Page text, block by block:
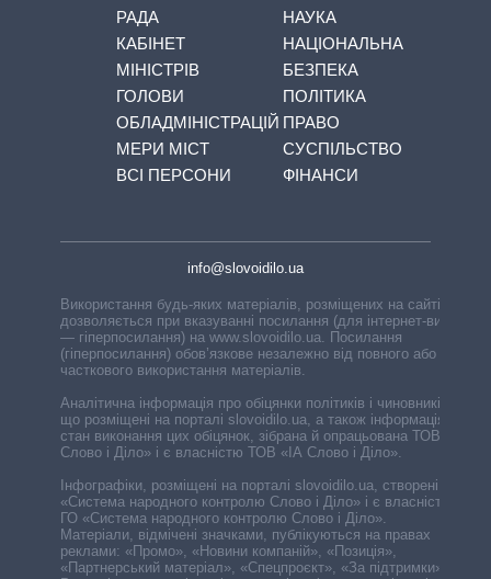
РАДА
КАБІНЕТ
МІНІСТРІВ
ГОЛОВИ
ОБЛАДМІНІСТРАЦІЙ
МЕРИ МІСТ
ВСІ ПЕРСОНИ
НАУКА
НАЦІОНАЛЬНА
БЕЗПЕКА
ПОЛІТИКА
ПРАВО
СУСПІЛЬСТВО
ФІНАНСИ
info@slovoidilo.ua
Використання будь-яких матеріалів, розміщених на сайті,
дозволяється при вказуванні посилання (для інтернет-видань
— гіперпосилання) на www.slovoidilo.ua. Посилання
(гіперпосилання) обов’язкове незалежно від повного або
часткового використання матеріалів.
Аналітична інформація про обіцянки політиків і чиновників,
що розміщені на порталі slovoidilo.ua, а також інформація про
стан виконання цих обіцянок, зібрана й опрацьована ТОВ «ІА
Слово і Діло» і є власністю ТОВ «ІА Слово і Діло».
Інфографіки, розміщені на порталі slovoidilo.ua, створені ГО
«Система народного контролю Слово і Діло» і є власністю
ГО «Система народного контролю Слово і Діло».
Матеріали, відмічені значками, публікуються на правах
реклами: «Промо», «Новини компаній», «Позиція»,
«Партнерський матеріал», «Спецпроєкт», «За підтримки».